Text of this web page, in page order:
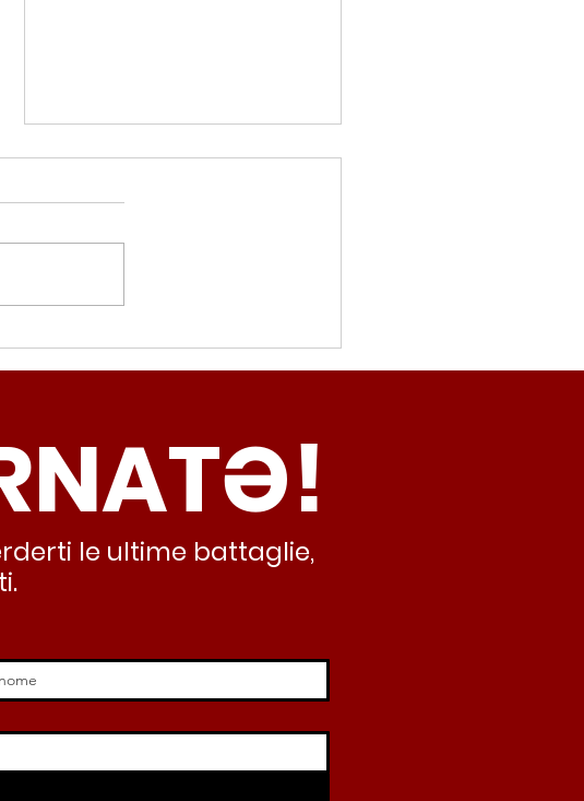
Termovalorizzatore,
Colucci (Radicali Roma):
lasciando al caos e
all’abusivismo”
le ultime battaglie,